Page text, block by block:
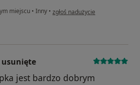
miejscu • Inny • w opinii użytkownika Konto
zgłoś nadużycie
usunięte
jest bardzo dobrym